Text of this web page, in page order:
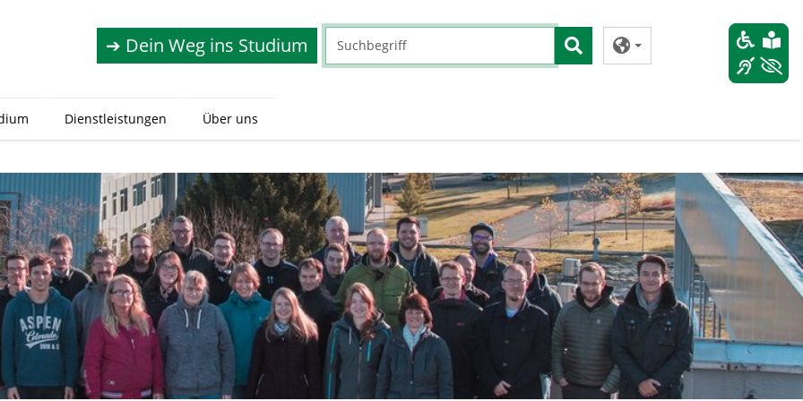
➔ Dein Weg ins Studium
Dienstleistungen Über uns